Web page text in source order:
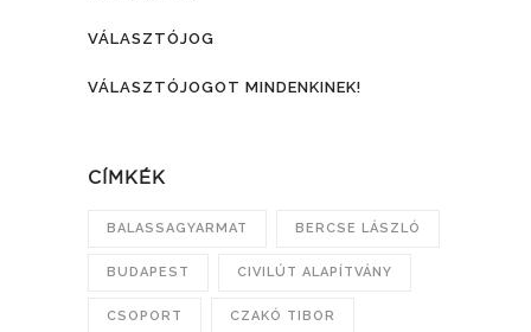
VÁLASZTÓJOG
VÁLASZTÓJOGOT MINDENKINEK!
CÍMKÉK
BALASSAGYARMAT BERCSE LÁSZLÓ
BUDAPEST CIVILÚT ALAPÍTVÁNY
CSOPORT CZAKÓ TIBOR